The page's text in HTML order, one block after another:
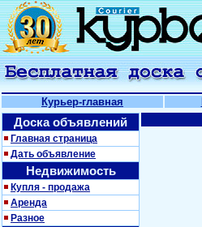
Курьер-главная
Доска объявлений
Главная страница
Дать объявление
Недвижимость
Купля - продажа
Аренда
Разное